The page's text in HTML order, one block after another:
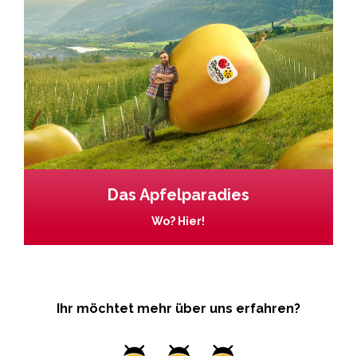
Das Apfelparadies
Wo? Hier!
Ihr möchtet mehr über uns erfahren?